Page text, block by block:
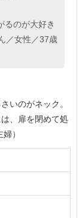
るのが大好き
／女性／37歳
いのがネック。
、扉を閉めて処
）